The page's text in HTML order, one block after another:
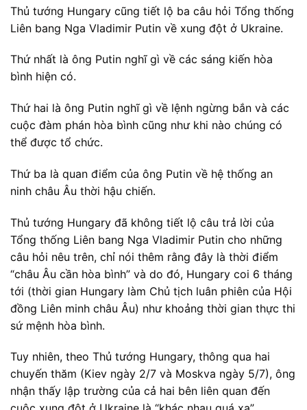
Thủ tướng Hungary cũng tiết lộ ba câu hỏi Tổng thống
Liên bang Nga Vladimir Putin về xung đột ở Ukraine.
Thứ nhất là ông Putin nghĩ gì về các sáng kiến hòa
bình hiện có.
Thứ hai là ông Putin nghĩ gì về lệnh ngừng bắn và các
cuộc đàm phán hòa bình cũng như khi nào chúng có
thể được tổ chức.
Thứ ba là quan điểm của ông Putin về hệ thống an
ninh châu Âu thời hậu chiến.
Thủ tướng Hungary đã không tiết lộ câu trả lời của
Tổng thống Liên bang Nga Vladimir Putin cho những
câu hỏi nêu trên, chỉ nói thêm rằng đây là thời điểm
“châu Âu cần hòa bình” và do đó, Hungary coi 6 tháng
tới (thời gian Hungary làm Chủ tịch luân phiên của Hội
đồng Liên minh châu Âu) như khoảng thời gian thực thi
sứ mệnh hòa bình.
Tuy nhiên, theo Thủ tướng Hungary, thông qua hai
chuyến thăm (Kiev ngày 2/7 và Moskva ngày 5/7), ông
nhận thấy lập trường của cả hai bên liên quan đến